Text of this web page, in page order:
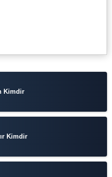
Kimdir
Kimdir